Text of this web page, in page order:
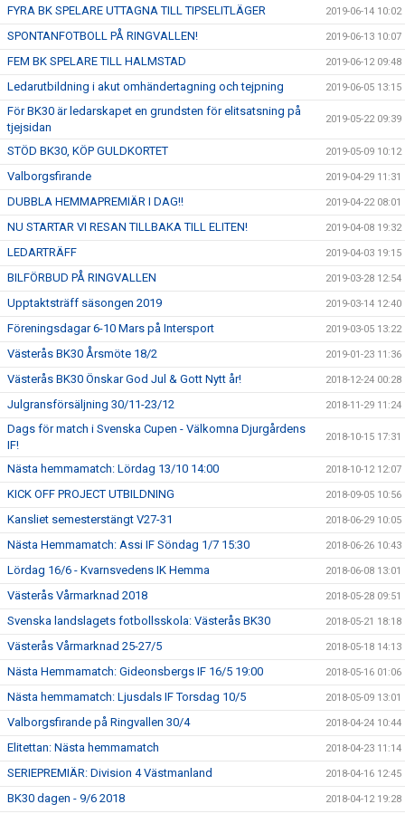
FYRA BK SPELARE UTTAGNA TILL TIPSELITLÄGER 2019-06-14 10:02
SPONTANFOTBOLL PÅ RINGVALLEN! 2019-06-13 10:07
FEM BK SPELARE TILL HALMSTAD 2019-06-12 09:48
Ledarutbildning i akut omhändertagning och tejpning 2019-06-05 13:15
För BK30 är ledarskapet en grundsten för elitsatsning på
tjejsidan
2019-05-22 09:39
STÖD BK30, KÖP GULDKORTET 2019-05-09 10:12
Valborgsfirande 2019-04-29 11:31
DUBBLA HEMMAPREMIÄR I DAG!! 2019-04-22 08:01
NU STARTAR VI RESAN TILLBAKA TILL ELITEN! 2019-04-08 19:32
LEDARTRÄFF 2019-04-03 19:15
BILFÖRBUD PÅ RINGVALLEN 2019-03-28 12:54
Upptaktsträff säsongen 2019 2019-03-14 12:40
Föreningsdagar 6-10 Mars på Intersport 2019-03-05 13:22
Västerås BK30 Årsmöte 18/2 2019-01-23 11:36
Västerås BK30 Önskar God Jul & Gott Nytt år! 2018-12-24 00:28
Julgransförsäljning 30/11-23/12 2018-11-29 11:24
Dags för match i Svenska Cupen - Välkomna Djurgårdens
IF!
2018-10-15 17:31
Nästa hemmamatch: Lördag 13/10 14:00 2018-10-12 12:07
KICK OFF PROJECT UTBILDNING 2018-09-05 10:56
Kansliet semesterstängt V27-31 2018-06-29 10:05
Nästa Hemmamatch: Assi IF Söndag 1/7 15:30 2018-06-26 10:43
Lördag 16/6 - Kvarnsvedens IK Hemma 2018-06-08 13:01
Västerås Vårmarknad 2018 2018-05-28 09:51
Svenska landslagets fotbollsskola: Västerås BK30 2018-05-21 18:18
Västerås Vårmarknad 25-27/5 2018-05-18 14:13
Nästa Hemmamatch: Gideonsbergs IF 16/5 19:00 2018-05-16 01:06
Nästa hemmamatch: Ljusdals IF Torsdag 10/5 2018-05-09 13:01
Valborgsfirande på Ringvallen 30/4 2018-04-24 10:44
Elitettan: Nästa hemmamatch 2018-04-23 11:14
SERIEPREMIÄR: Division 4 Västmanland 2018-04-16 12:45
BK30 dagen - 9/6 2018 2018-04-12 19:28